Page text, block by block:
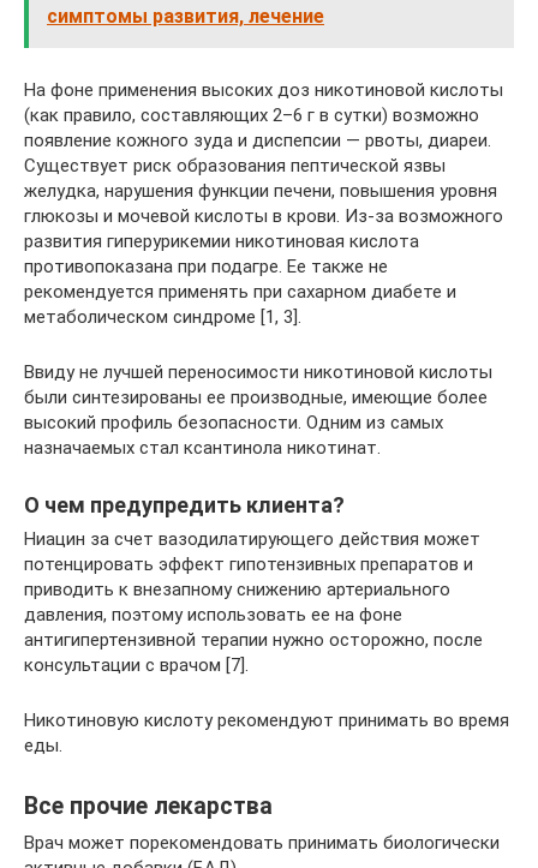
симптомы развития, лечение
На фоне применения высоких доз никотиновой кислоты
(как правило, составляющих 2–6 г в сутки) возможно
появление кожного зуда и диспепсии — рвоты, диареи.
Существует риск образования пептической язвы
желудка, нарушения функции печени, повышения уровня
глюкозы и мочевой кислоты в крови. Из-за возможного
развития гиперурикемии никотиновая кислота
противопоказана при подагре. Ее также не
рекомендуется применять при сахарном диабете и
метаболическом синдроме [1, 3].
Ввиду не лучшей переносимости никотиновой кислоты
были синтезированы ее производные, имеющие более
высокий профиль безопасности. Одним из самых
назначаемых стал ксантинола никотинат.
О чем предупредить клиента?
Ниацин за счет вазодилатирующего действия может
потенцировать эффект гипотензивных препаратов и
приводить к внезапному снижению артериального
давления, поэтому использовать ее на фоне
антигипертензивной терапии нужно осторожно, после
консультации с врачом [7].
Никотиновую кислоту рекомендуют принимать во время
еды.
Все прочие лекарства
Врач может порекомендовать принимать биологически